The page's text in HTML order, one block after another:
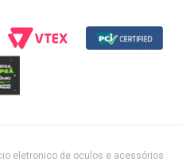
eletronico de oculos e acessórios